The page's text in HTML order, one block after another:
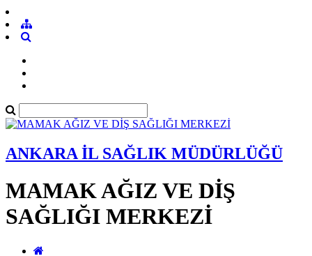
ANKARA İL SAĞLIK MÜDÜRLÜĞÜ
MAMAK AĞIZ VE DİŞ
SAĞLIĞI MERKEZİ